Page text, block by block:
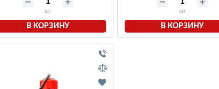
шт
В КОРЗИНУ
шт
В КОРЗИНУ